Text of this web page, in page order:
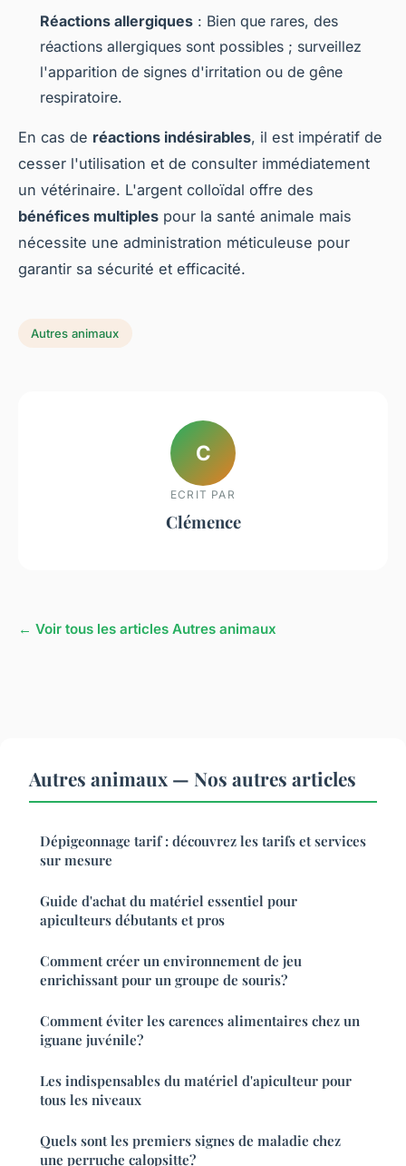
Réactions allergiques : Bien que rares, des
réactions allergiques sont possibles ; surveillez
l'apparition de signes d'irritation ou de gêne
respiratoire.
En cas de réactions indésirables, il est impératif de
cesser l'utilisation et de consulter immédiatement
un vétérinaire. L'argent colloïdal offre des
bénéfices multiples pour la santé animale mais
nécessite une administration méticuleuse pour
garantir sa sécurité et efficacité.
Autres animaux
C
ECRIT PAR
Clémence
← Voir tous les articles Autres animaux
Autres animaux — Nos autres articles
Dépigeonnage tarif : découvrez les tarifs et services
sur mesure
Guide d'achat du matériel essentiel pour
apiculteurs débutants et pros
Comment créer un environnement de jeu
enrichissant pour un groupe de souris?
Comment éviter les carences alimentaires chez un
iguane juvénile?
Les indispensables du matériel d'apiculteur pour
tous les niveaux
Quels sont les premiers signes de maladie chez
une perruche calopsitte?